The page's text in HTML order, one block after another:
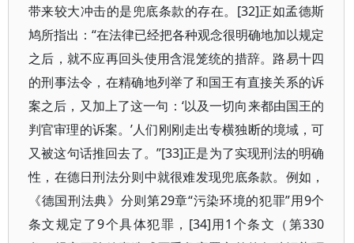
带来较大冲击的是兜底条款的存在。[32]正如孟德斯
鸠所指出：“在法律已经把各种观念很明确地加以规定
之后，就不应再回头使用含混笼统的措辞。路易十四
的刑事法令，在精确地列举了和国王有直接关系的诉
案之后，又加上了这一句：‘以及一切向来都由国王的
判官审理的诉案。’人们刚刚走出专横独断的境域，可
又被这句话推回去了。”[33]正是为了实现刑法的明确
性，在德日刑法分则中就很难发现兜底条款。例如，
《德国刑法典》分则第29章“污染环境的犯罪”用9个
条文规定了9个具体犯罪，[34]用1个条文（第330